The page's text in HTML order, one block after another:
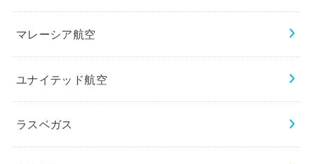
マレーシア航空
ユナイテッド航空
ラスベガス